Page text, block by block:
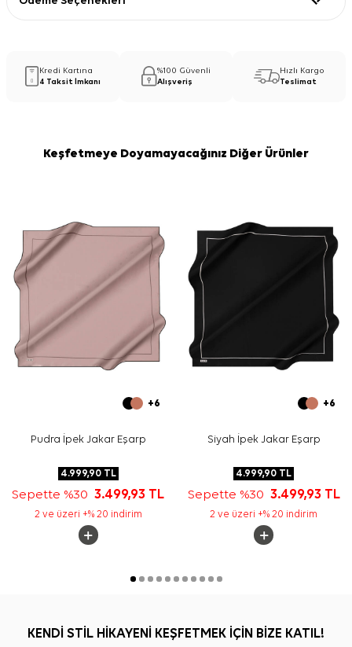
Kredi Kartına
4 Taksit İmkanı
%100 Güvenli
Alışveriş
Hızlı Kargo
Teslimat
Keşfetmeye Doyamayacağınız Diğer Ürünler
+6
Pudra İpek Jakar Eşarp
4.999,90TL
Sepette %303.499,93 TL
2 ve üzeri +% 20 indirim
+6
Siyah İpek Jakar Eşarp
4.999,90 TL
Sepette %30 3.499,93 TL
2 ve üzeri +% 20 indirim
KENDİ STİL HİKAYENİ KEŞFETMEK İÇİN BİZE KATIL!